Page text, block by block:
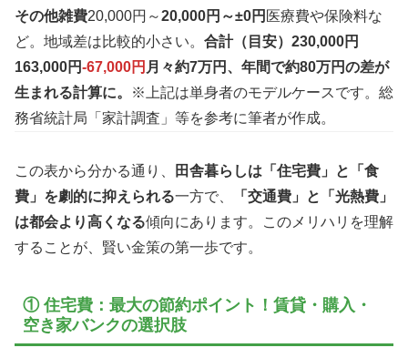
その他雑費20,000円～20,000円～±0円 医療費や保険料な
ど。地域差は比較的小さい。 合計（目安） 230,000円
163,000円-67,000円 月々約7万円、年間で約80万円の差が
生まれる計算に。
※上記は単身者のモデルケースです。総
務省統計局「家計調査」等を参考に筆者が作成。
この表から分かる通り、
田舎暮らしは「住宅費」と「食
費」を劇的に抑えられる一方で、
「交通費」と「光熱費」
は都会より高くなる傾向にあります。このメリハリを理解
することが、賢い金策の第一歩です。
① 住宅費：最大の節約ポイント！賃貸・購入・
空き家バンクの選択肢